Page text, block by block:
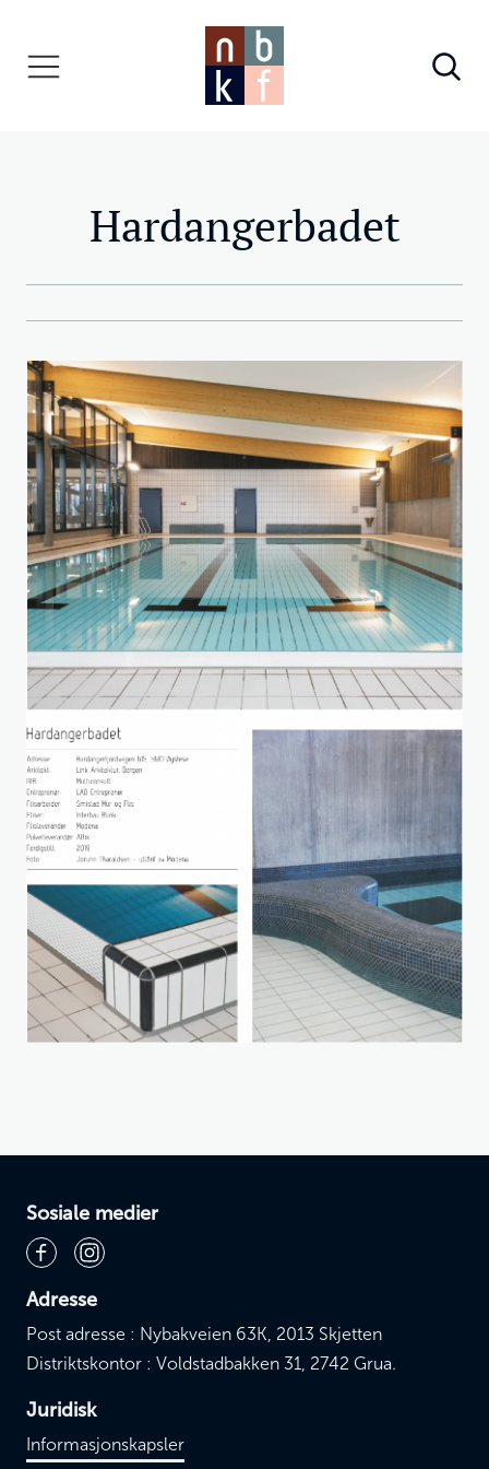
Hardangerbadet
Sosiale medier
Adresse
Post adresse : Nybakveien 63K, 2013 Skjetten
Distriktskontor : Voldstadbakken 31, 2742 Grua.
Juridisk
Informasjonskapsler